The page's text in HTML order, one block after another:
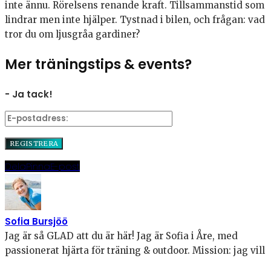
inte ännu. Rörelsens renande kraft. Tillsammanstid som
lindrar men inte hjälper. Tystnad i bilen, och frågan: vad
tror du om ljusgråa gardiner?
Mer träningstips & events?
- Ja tack!
DelaPinnaE-post
Sofia Bursjöö
Jag är så GLAD att du är här! Jag är Sofia i Åre, med
passionerat hjärta för träning & outdoor. Mission: jag vill